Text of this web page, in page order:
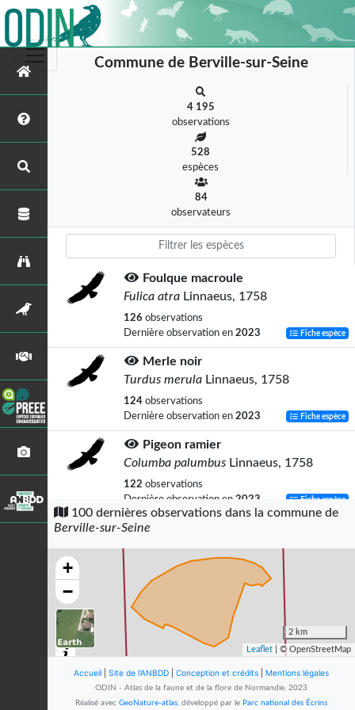
Commune de Berville-sur-Seine
4 195
observations
528
espèces
84
observateurs
Foulque macroule
Fulica atra Linnaeus, 1758
126 observations
Dernière observation en 2023 Fiche espèce
Merle noir
Turdus merula Linnaeus, 1758
124 observations
Dernière observation en 2023 Fiche espèce
Pigeon ramier
Columba palumbus Linnaeus, 1758
122 observations
Dernière observation en 2023 Fiche espèce
Troglodyte mignon
Troglodytes troglodytes(Linnaeus,
1758)
119
observations
Dernière observation en
2023
Pinson des arbres
Fringilla coelebsLinnaeus, 1758
Dernière observation en
100 dernières observations dans la commune de
Berville-sur-Seine
+
−
2 km
Leaflet | © OpenStreetMap
Accueil Site de l'ANBDD Conception et crédits Mentions légales
ODIN - Atlas de la faune et de la flore de Normandie, 2023
Réalisé avec GeoNature-atlas, développé par le Parc national des Écrins